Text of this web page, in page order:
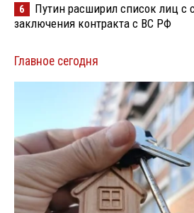
6
Путин расширил список лиц с
заключения контракта с ВС РФ
Главное сегодня